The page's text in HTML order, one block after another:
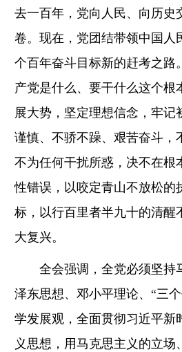
去一百年，党向人民、向历史
卷。现在，党团结带领中国人
个百年奋斗目标新的赶考之路
产党是什么、要干什么这个根
展大势，坚定理想信念，牢记
谨慎、不骄不躁、艰苦奋斗，
不为任何干扰所惑，决不在根
性错误，以咬定青山不放松的
标，以行百里者半九十的清醒
大复兴。
全会强调，全党必须坚持
泽东思想、邓小平理论、“三
学发展观，全面贯彻习近平新
义思想，用马克思主义的立场